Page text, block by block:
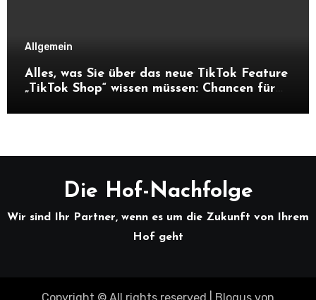
Allgemein
Alles, was Sie über das neue TikTok Feature
„TikTok Shop“ wissen müssen: Chancen für
Die Hof-Nachfolge
Wir sind Ihr Partner, wenn es um die Zukunft von Ihrem
Hof geht